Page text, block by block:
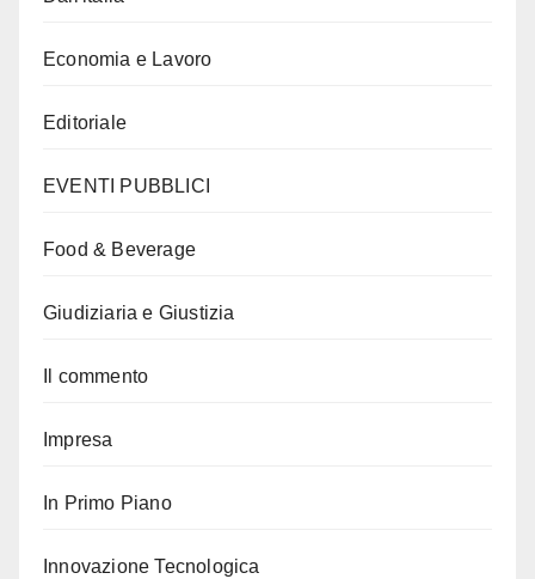
Economia e Lavoro
Editoriale
EVENTI PUBBLICI
Food & Beverage
Giudiziaria e Giustizia
Il commento
Impresa
In Primo Piano
Innovazione Tecnologica